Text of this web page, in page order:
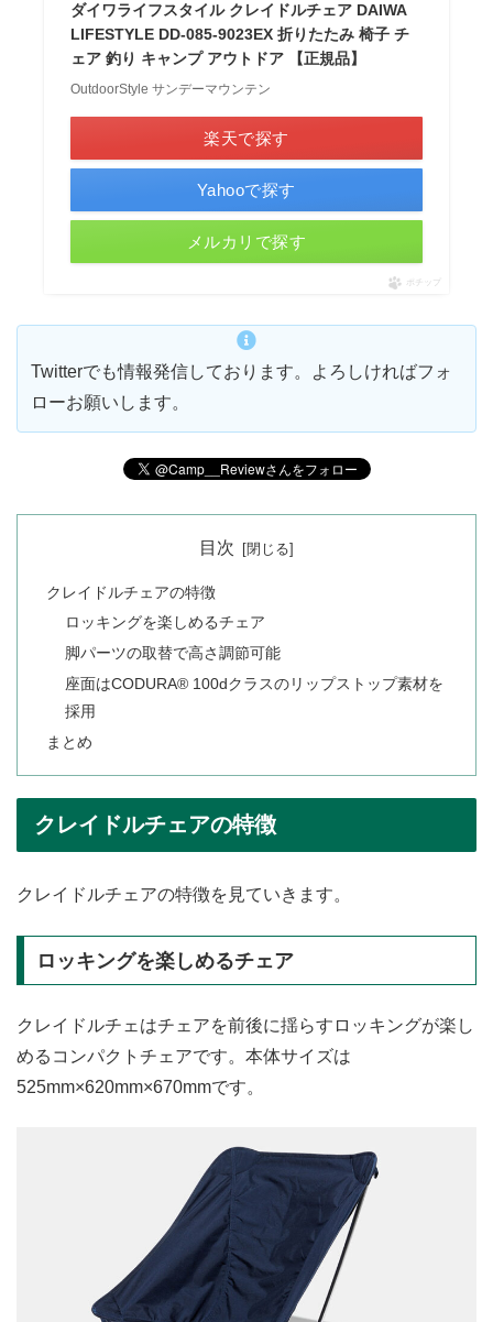
ダイワライフスタイル クレイドルチェア DAIWA
LIFESTYLE DD-085-9023EX 折りたたみ 椅子 チ
ェア 釣り キャンプ アウトドア 【正規品】
OutdoorStyle サンデーマウンテン
楽天で探す
Yahooで探す
メルカリで探す
ポチップ
Twitterでも情報発信しております。よろしければフォ
ローお願いします。
目次
クレイドルチェアの特徴
ロッキングを楽しめるチェア
脚パーツの取替で高さ調節可能
座面はCODURA® 100dクラスのリップストップ素材を
採用
まとめ
クレイドルチェアの特徴
クレイドルチェアの特徴を見ていきます。
ロッキングを楽しめるチェア
クレイドルチェはチェアを前後に揺らすロッキングが楽し
めるコンパクトチェアです。本体サイズは
525mm×620mm×670mmです。